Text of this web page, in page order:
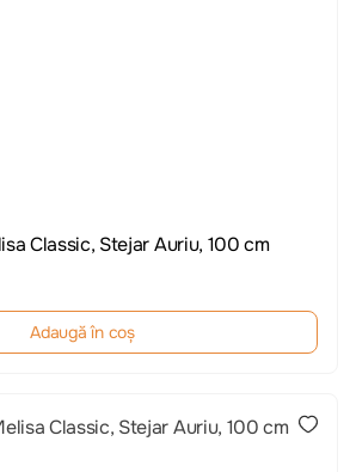
Classic, Stejar Auriu, 100 cm
Adaugă în coș